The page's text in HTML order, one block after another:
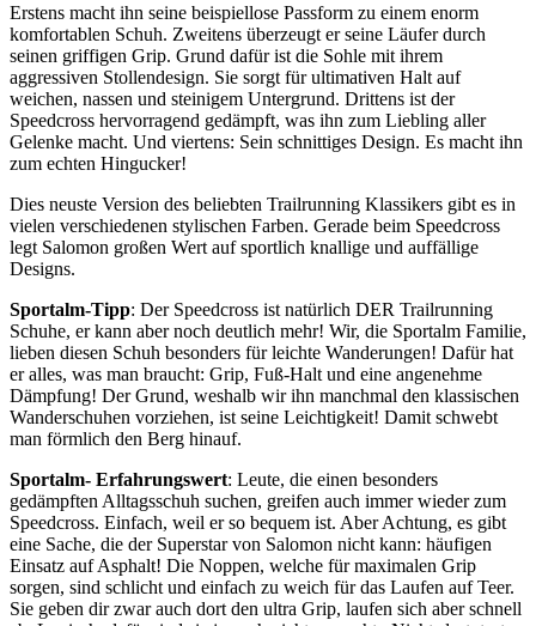
Erstens macht ihn seine beispiellose Passform zu einem enorm
komfortablen Schuh. Zweitens überzeugt er seine Läufer durch
seinen griffigen Grip. Grund dafür ist die Sohle mit ihrem
aggressiven Stollendesign. Sie sorgt für ultimativen Halt auf
weichen, nassen und steinigem Untergrund. Drittens ist der
Speedcross hervorragend gedämpft, was ihn zum Liebling aller
Gelenke macht. Und viertens: Sein schnittiges Design. Es macht ihn
zum echten Hingucker!
Dies neuste Version des beliebten Trailrunning Klassikers gibt es in
vielen verschiedenen stylischen Farben. Gerade beim Speedcross
legt Salomon großen Wert auf sportlich knallige und auffällige
Designs.
Sportalm-Tipp: Der Speedcross ist natürlich DER Trailrunning
Schuhe, er kann aber noch deutlich mehr! Wir, die Sportalm Familie,
lieben diesen Schuh besonders für leichte Wanderungen! Dafür hat
er alles, was man braucht: Grip, Fuß-Halt und eine angenehme
Dämpfung! Der Grund, weshalb wir ihn manchmal den klassischen
Wanderschuhen vorziehen, ist seine Leichtigkeit! Damit schwebt
man förmlich den Berg hinauf.
Sportalm- Erfahrungswert: Leute, die einen besonders
gedämpften Alltagsschuh suchen, greifen auch immer wieder zum
Speedcross. Einfach, weil er so bequem ist. Aber Achtung, es gibt
eine Sache, die der Superstar von Salomon nicht kann: häufigen
Einsatz auf Asphalt! Die Noppen, welche für maximalen Grip
sorgen, sind schlicht und einfach zu weich für das Laufen auf Teer.
Sie geben dir zwar auch dort den ultra Grip, laufen sich aber schnell